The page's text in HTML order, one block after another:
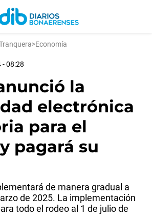
>Economía
- 08:28
la
electrónica
para el
pagará su
de manera gradual a
de 2025. La implementación
todo el rodeo al 1 de julio de